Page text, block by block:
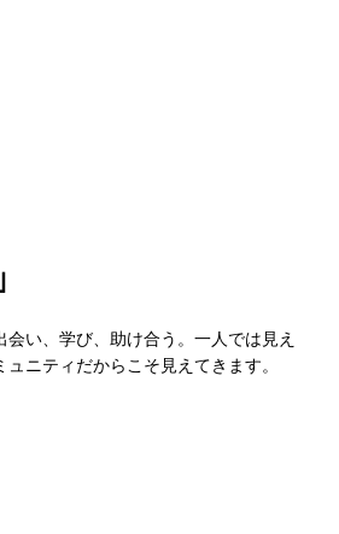
会い、学び、助け合う。一人では見え
ニティだからこそ見えてきます。